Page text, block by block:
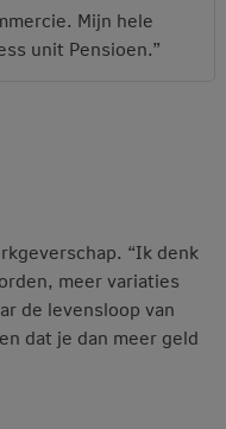
Mijn hele
unit Pensioen.”
“Ik denk
meer variaties
de levensloop van
dat je dan meer geld